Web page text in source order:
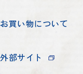
お買い物について
外部サイト